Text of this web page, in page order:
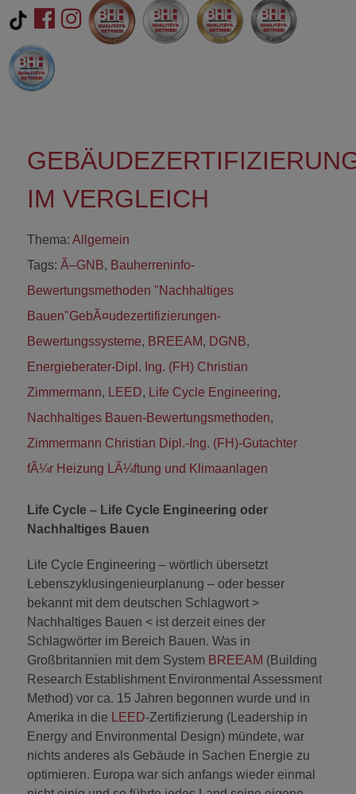
IM VERGLEICH
Thema: Allgemein
Tags: Ã–GNB, Bauherreninfo-
Bewertungsmethoden "Nachhaltiges
Bauen"GebÃ¤udezertifizierungen-
Bewertungssysteme, BREEAM, DGNB,
Energieberater-Dipl. Ing. (FH) Christian
Zimmermann, LEED, Life Cycle Engineering,
Nachhaltiges Bauen-Bewertungsmethoden,
Zimmermann Christian Dipl.-Ing. (FH)-Gutachter
fÃ¼r Heizung LÃ¼ftung und Klimaanlagen
Life Cycle – Life Cycle Engineering oder
Nachhaltiges Bauen
Life Cycle Engineering – wörtlich übersetzt
Lebenszyklusingenieurplanung – oder besser
bekannt mit dem deutschen Schlagwort >
Nachhaltiges Bauen < ist derzeit eines der
Schlagwörter im Bereich Bauen. Was in
Großbritannien mit dem System BREEAM (Building
Research Establishment Environmental Assessment
Method) vor ca. 15 Jahren begonnen wurde und in
Amerika in die
LEED-Zertifizierung (Leadership in
Energy and Environmental Design) mündete, war
nichts anderes als Gebäude in Sachen Energie zu
optimieren. Europa war sich anfangs wieder einmal